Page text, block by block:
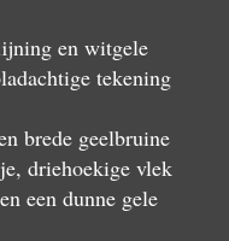
en witgele
tekening
brede geelbruine
driehoekige vlek
een dunne gele